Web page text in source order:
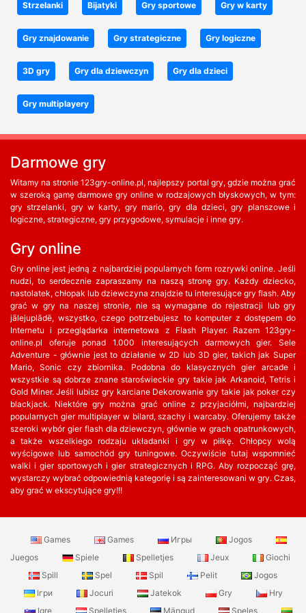
Strzelanki Bijatyki Gry sportowe Gry w karty
Gry znajdowanie Gry strategiczne Gry logiczne
3D gry Gry dla dziewczyn Gry dla dzieci
Gry multiplayery
Darmowe gry
Witamy na stronie 123gry-online.pl, najlepszy portal gry, gdzie można grać
w szeroką gamę darmowe gry online w rodzajowych błyskowych, w tym:
gry strzelanki, gry w karty, gry mario, gry dla dzieci, gry planszowe i
logiczne, strategiczne, gry przygodowe, symulacje i inne gry.
Gry online
Gry online jest jedną z najbardziej popularnych form rozrywki online. Jeśli
nudzi, to serdecznie zapraszamy na naszą stronę gry. Każdy dziecko,
nastolatek, chłopak lub dziewczyna znajdzie tu interesujące gry flash. Aby
grać w gry na naszej stronie, nie są wymagane do rejestracji lub gry
jālejuplādē, wszystko, czego potrzebujesz to komputer z dostępem do
Internetu i przeglądarka internetowa z Flash Player. Razem 123gry-
online.pl oferuje ponad 1.000 interesujących darmowych gier. Sele
Adventure - głównie jest to działanie w 2D lub 3D gier, takich jak Super
Mario, Sonic czy zbiornika. Podobna do klasycznych gier arcade i
wszystkie są dobrze znane staroświeckie gry takie jak Arkanoid, Tetris i
Gold Miner. Jeśli lubisz gry karciane Dekorowanie gry takie jak poker czy
blackjack. Niektóre gry można grać online z przyjaciółmi, najbardziej
popularnych gier multiplayer w bilard, szachy i warcaby. Oferujemy także
szeroki wybór gier flash dla dziewczyn, głównie w grach opatrunkowych,
a także wszelkiego rodzaju układanki i gry w piłkę. Chłopcy wolą
wyścigowe lub samochód gry tuningowe. Oczywiście tutaj wspomnieć
walki i gier sportowych i gier strategicznych i RPG. Aby rozpocząć grę,
wystarczy wybrać odpowiednią kategorię i są zainteresowani w gry. Czas,
aby grać w ekscytujące gry!!!
Games Games Игры
Jogos
Juegos
Spiele Spelletjes Jeux
Giochi
Spill
Spel Spil Pelit
Jogos
Ігри
Jocuri Jatekok Gry
Hry
Igre
Spelletjes Mängud Speles